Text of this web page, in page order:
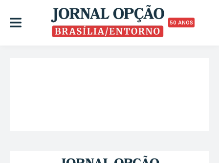
50 ANOS